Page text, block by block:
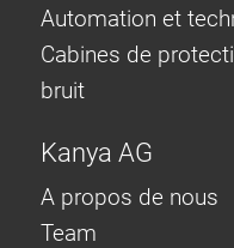
Automation et
Cabines de
bruit
Kanya AG
A propos de nous
Team